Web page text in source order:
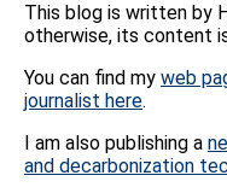
This blog is written by
otherwise, its content
You can find my web
journalist here.
I am also publishing a
and decarbonization